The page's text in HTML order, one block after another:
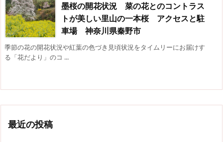
墨桜の開花状況 菜の花とのコントラス
トが美しい里山の一本桜 アクセスと駐
車場 神奈川県秦野市
季節の花の開花状況や紅葉の色づき見頃状況をタイムリーにお届けす
る「花だより」のコ ...
最近の投稿